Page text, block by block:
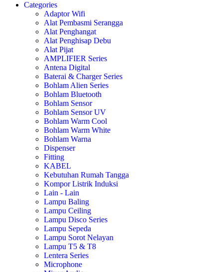
Categories
Adaptor Wifi
Alat Pembasmi Serangga
Alat Penghangat
Alat Penghisap Debu
Alat Pijat
AMPLIFIER Series
Antena Digital
Baterai & Charger Series
Bohlam Alien Series
Bohlam Bluetooth
Bohlam Sensor
Bohlam Sensor UV
Bohlam Warm Cool
Bohlam Warm White
Bohlam Warna
Dispenser
Fitting
KABEL
Kebutuhan Rumah Tangga
Kompor Listrik Induksi
Lain - Lain
Lampu Baling
Lampu Ceiling
Lampu Disco Series
Lampu Sepeda
Lampu Sorot Nelayan
Lampu T5 & T8
Lentera Series
Microphone